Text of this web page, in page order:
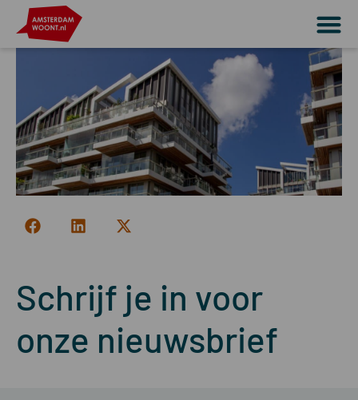
Schrijf je in voor
onze nieuwsbrief